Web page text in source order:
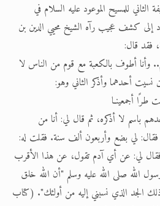
حِكم، وأهداف >> المزيد
المقال في أهمية عيد
الثاني للمسيح الموعود عليه السلام في
إلى كشف عجيب رآه الشيخ محيي الدين بن
فقد قال:
وأنا أطوف بالكعبة مع قوم من الناس لا
أحدهما وأذكر الثاني وهو:
طرًا أجمعينـا
لا أذكره، ثم قال لي: أنا من
لي بضع وأربعون ألف سنة. فقلت له:
فقال لي: عن أي آدم تقول، عن هذا الأقرب
الله صلى الله عليه وسلم "أن الله خلق
الجد الذي نسبني إليه من أولئك". (كتاب